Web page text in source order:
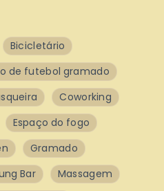
Bicicletário
de futebol gramado
Coworking
Espaço do fogo
Gramado
Bar
Massagem